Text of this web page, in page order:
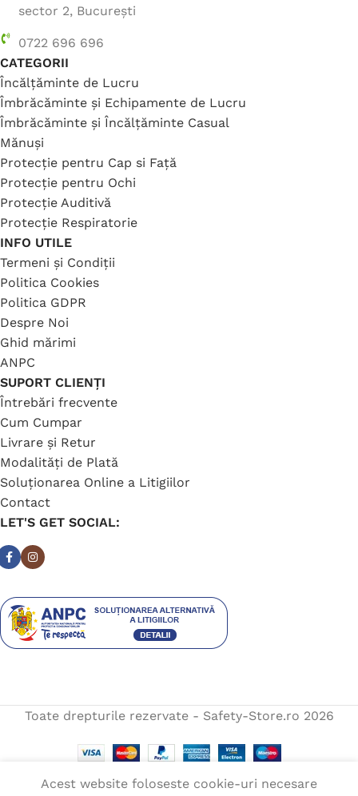
sector 2, București
0722 696 696
CATEGORII
Încălțăminte de Lucru
Îmbrăcăminte și Echipamente de Lucru
Îmbrăcăminte și Încălțăminte Casual
Mănuși
Protecție pentru Cap si Față
Protecție pentru Ochi
Protecție Auditivă
Protecție Respiratorie
INFO UTILE
Termeni și Condiții
Politica Cookies
Politica GDPR
Despre Noi
Ghid mărimi
ANPC
SUPORT CLIENȚI
Întrebări frecvente
Cum Cumpar
Livrare și Retur
Modalități de Plată
Soluționarea Online a Litigiilor
Contact
LET'S GET SOCIAL:
Toate drepturile rezervate - Safety-Store.ro 2026
Acest website foloseste cookie-uri necesare